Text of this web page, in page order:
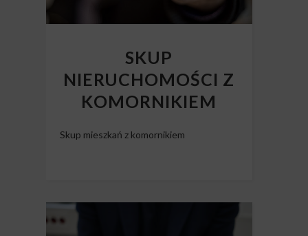
SKUP
NIERUCHOMOŚCI Z
KOMORNIKIEM
Skup mieszkań z komornikiem